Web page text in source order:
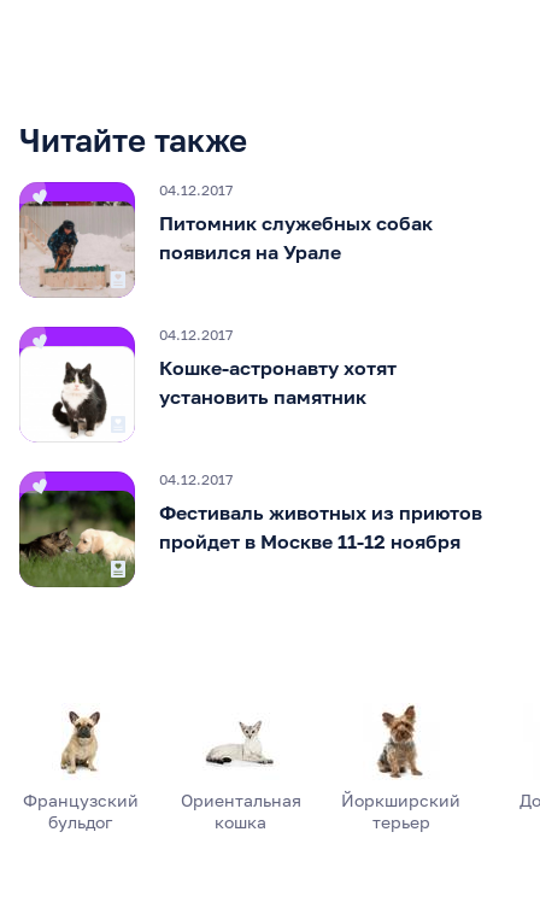
Читайте также
04.12.2017
Питомник служебных собак
появился на Урале
04.12.2017
Кошке-астронавту хотят
установить памятник
04.12.2017
Фестиваль животных из приютов
пройдет в Москве 11-12 ноября
Французский
бульдог
Ориентальная
кошка
Йоркширский
терьер